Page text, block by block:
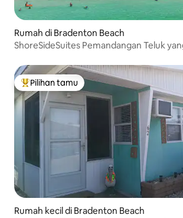
Rumah di Bradenton Beach
ShoreSideSuites Pemandangan Teluk
Pilihan tamu terpopuler
Pilihan tamu
Rumah kecil di Bradenton Beach